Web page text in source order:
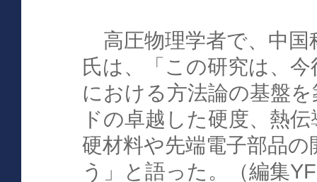
高圧物理学者で、中国
氏は、「この研究は、
における方法論の基盤
ドの卓越した硬度、熱
硬材料や先端電子部品
う」と語った。（編集